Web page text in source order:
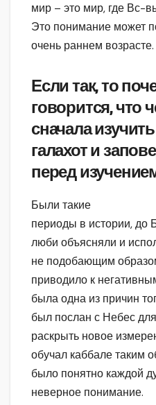
мир – это мир, где Вс-
Это понимание может
очень раннем возрасте.
Если так, то
говорится, что
сначала
галахот и
перед
Были такие
периоды в истории, до
люби объясняли и
не подобающим
приводило к
была одна из причин
был послан с Небес
раскрыть новое
обучал каббале таким
было понятно каждой
неверное понимание.